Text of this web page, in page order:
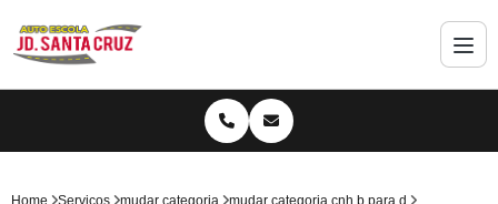
Home Serviços mudar categoria
mudar categoria cnh b para d